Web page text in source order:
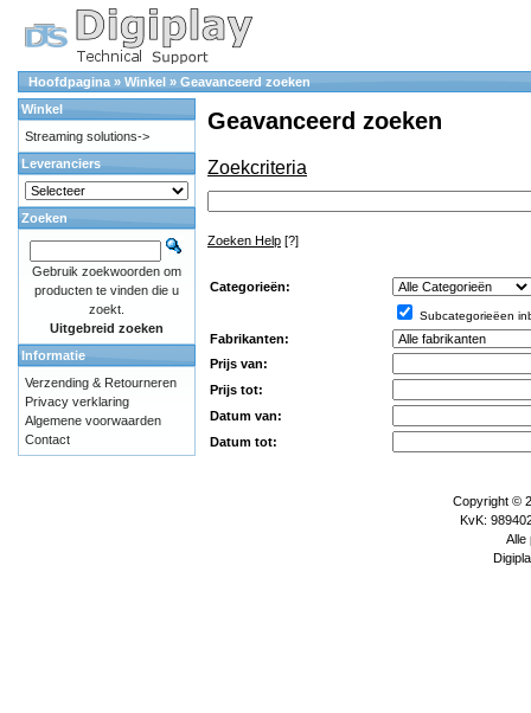
Hoofdpagina » Winkel » Geavanceerd zoeken
Geavanceerd zoeken
Zoekcriteria
Zoeken Help [?]
Categorieën:
Subcategorieëen
Fabrikanten:
Prijs van:
Prijs tot:
Datum van:
Datum tot:
Winkel
Streaming solutions->
Leveranciers
Zoeken
Gebruik zoekwoorden om
producten te vinden die u
zoekt.
Uitgebreid zoeken
Informatie
Verzending & Retourneren
Privacy verklaring
Algemene voorwaarden
Contact
Copyright ©
KvK:
Alle